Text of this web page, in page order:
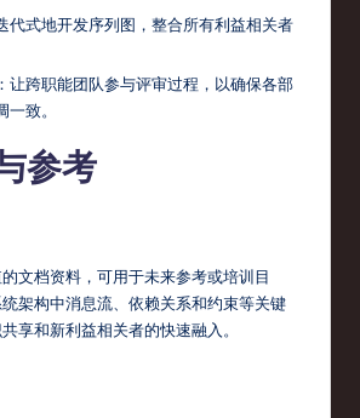
代式地开发序列图，整合所有利益相关者
：让跨职能团队参与评审过程，以确保各部
致。
参考
文档资料，可用于未来参考或培训目
架构中消息流、依赖关系和约束等关键
享和新利益相关者的快速融入。